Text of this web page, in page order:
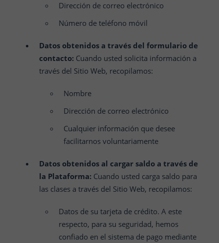
Dirección de correo electrónico
Número de teléfono móvil
Datos obtenidos a través del formulario de
contacto: Cuando usted solicita información a
través del Sitio Web, recopilamos:
Nombre
Dirección de correo electrónico
Cualquier información que desee
facilitarnos voluntariamente
Datos obtenidos al cargar saldo a través de
la Plataforma: Cuando usted carga saldo para
las clases a través del Sitio Web, recopilamos:
Datos de su tarjeta de crédito. A este
respecto, para su seguridad, hemos
confiado en el sistema de pago mediante